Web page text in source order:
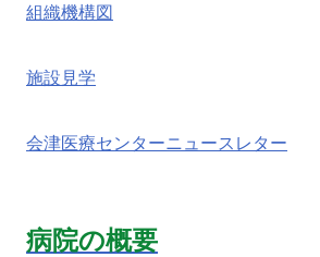
組織機構図
施設見学
会津医療センターニュースレター
病院の概要